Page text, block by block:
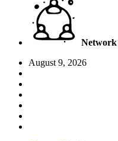
Network
August 9, 2026